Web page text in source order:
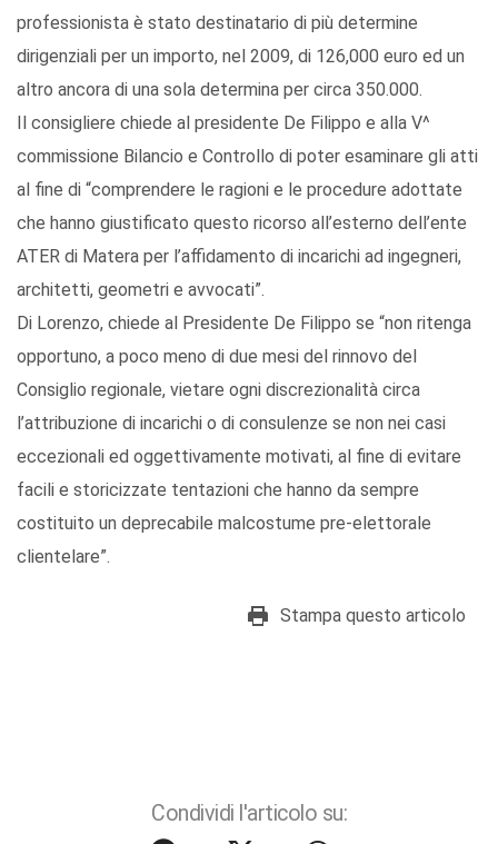
professionista è stato destinatario di più determine
dirigenziali per un importo, nel 2009, di 126,000 euro ed un
altro ancora di una sola determina per circa 350.000.
Il consigliere chiede al presidente De Filippo e alla V^
commissione Bilancio e Controllo di poter esaminare gli atti
al fine di “comprendere le ragioni e le procedure adottate
che hanno giustificato questo ricorso all’esterno dell’ente
ATER di Matera per l’affidamento di incarichi ad ingegneri,
architetti, geometri e avvocati”.
Di Lorenzo, chiede al Presidente De Filippo se “non ritenga
opportuno, a poco meno di due mesi del rinnovo del
Consiglio regionale, vietare ogni discrezionalità circa
l’attribuzione di incarichi o di consulenze se non nei casi
eccezionali ed oggettivamente motivati, al fine di evitare
facili e storicizzate tentazioni che hanno da sempre
costituito un deprecabile malcostume pre-elettorale
clientelare”.
Stampa questo articolo
Condividi l'articolo su: